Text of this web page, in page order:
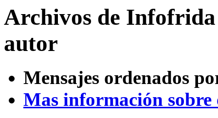
Archivos de
autor
Mensajes ordenados
Mas información sobre